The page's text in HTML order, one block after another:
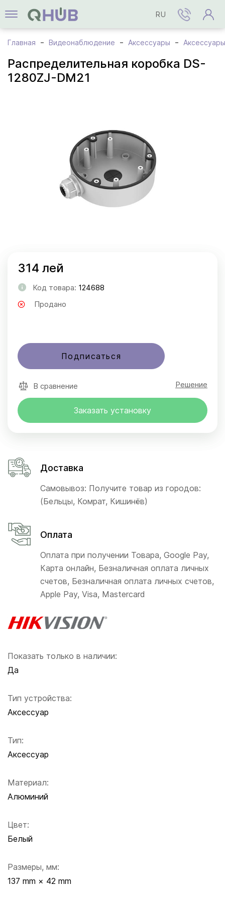
RU
Главная Видеонаблюдение Аксессуары
Распределительная коробка DS-
1280ZJ-DM21
Показать только в наличии:
Да
Тип устройства:
Аксессуар
Тип:
Аксессуар
Материал:
Алюминий
Цвет:
Белый
Размеры, мм:
137 mm × 42 mm
314 лей
Код товара: 124688
Продано
Подписаться
В сравнение Решение
Заказать установку
Доставка
Самовывоз: Получите товар из городов:
(Бельцы, Комрат, Кишинёв)
Оплата
Оплата при получении Товара, Google Pay,
Карта онлайн, Безналичная оплата личных
счетов, Безналичная оплата личных счетов,
Apple Pay, Visa, Mastercard